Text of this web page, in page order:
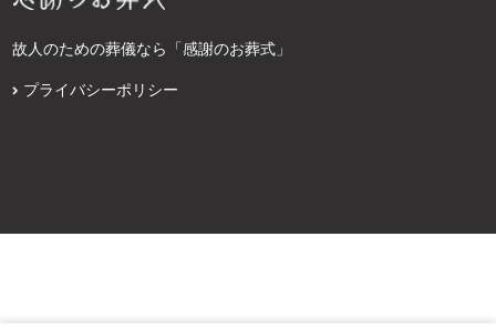
故人のための葬儀なら「感謝のお葬式」
プライバシーポリシー